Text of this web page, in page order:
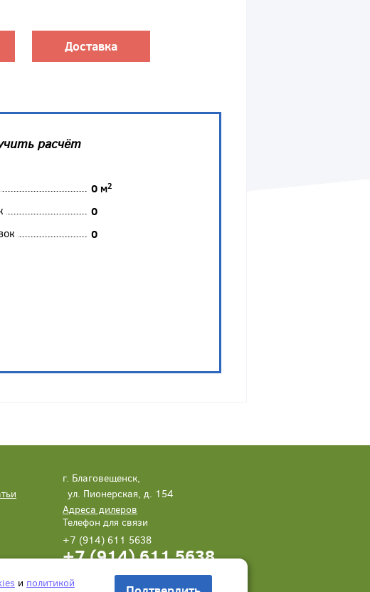
Доставка
расчёт
0м2
0
0
г. Благовещенск,
ул. Пионерская, д. 154
Адреса дилеров
Телефон для связи
+7 (914) 611 5638
+7 (914) 611 5638
Написать нам Заказать звонок
и политикой